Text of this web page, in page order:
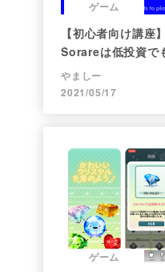
ゲーム
【初心者向け講座
Sorareは低投資で
×NFT×BCG】
やましー
2021/05/17
ゲーム